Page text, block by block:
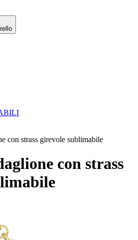
con strass girevole sublimabile
con strass